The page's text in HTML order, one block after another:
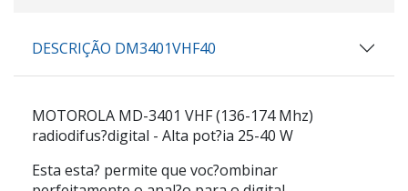
DESCRIÇÃO DM3401VHF40
MOTOROLA MD-3401 VHF (136-174 Mhz)
radiodifus?digital - Alta pot?ia 25-40 W
Esta esta? permite que voc?ombinar